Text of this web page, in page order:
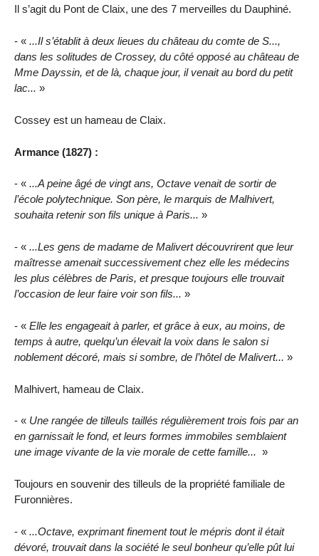
Il s’agit du Pont de Claix, une des 7 merveilles du Dauphiné.
- « ...Il s’établit à deux lieues du château du comte de S...,
dans les solitudes de Crossey, du côté opposé au château de
Mme Dayssin, et de là, chaque jour, il venait au bord du petit
lac... »
Cossey est un hameau de Claix.
Armance (1827) :
- « ...A peine âgé de vingt ans, Octave venait de sortir de
l’école polytechnique. Son père, le marquis de Malhivert,
souhaita retenir son fils unique à Paris... »
- « ...Les gens de madame de Malivert découvrirent que leur
maîtresse amenait successivement chez elle les médecins
les plus célèbres de Paris, et presque toujours elle trouvait
l’occasion de leur faire voir son fils... »
- « Elle les engageait à parler, et grâce à eux, au moins, de
temps à autre, quelqu’un élevait la voix dans le salon si
noblement décoré, mais si sombre, de l’hôtel de Malivert... »
Malhivert, hameau de Claix.
- « Une rangée de tilleuls taillés régulièrement trois fois par an
en garnissait le fond, et leurs formes immobiles semblaient
une image vivante de la vie morale de cette famille... »
Toujours en souvenir des tilleuls de la propriété familiale de
Furonnières.
- « ...Octave, exprimant finement tout le mépris dont il était
dévoré, trouvait dans la société le seul bonheur qu’elle pût lui